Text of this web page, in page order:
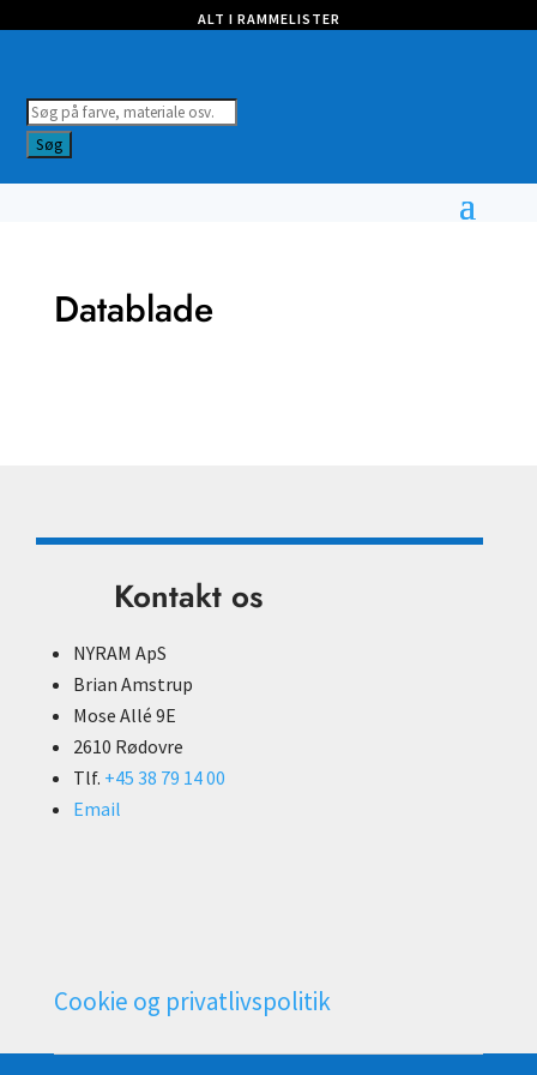
ALT I RAMMELISTER
Products
search
Søg
Datablade
Kontakt os
NYRAM ApS
Brian Amstrup
Mose Allé 9E
2610 Rødovre
Tlf. +45 38 79 14 00
Email
Cookie og privatlivspolitik